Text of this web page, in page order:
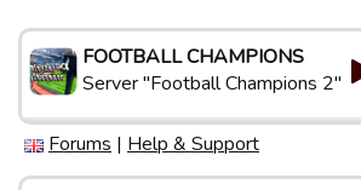
FOOTBALL CHAMPIONS
Server "Football Champions 2"
Forums | Help & Support